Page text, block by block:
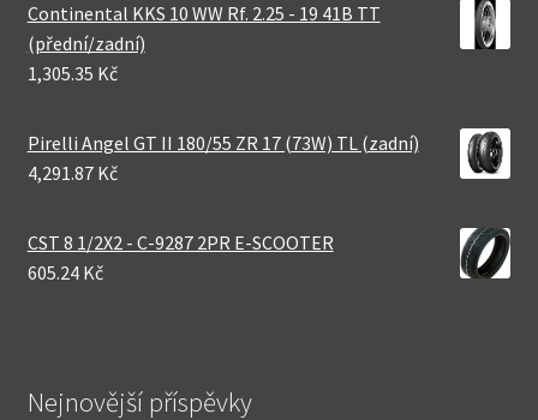
Continental KKS 10 WW Rf. 2.25 - 19 41B TT
(přední/zadní)
1,305.35 Kč
Pirelli Angel GT II 180/55 ZR 17 (73W) TL (zadní)
4,291.87 Kč
CST 8 1/2X2 - C-9287 2PR E-SCOOTER
605.24 Kč
Nejnovější příspěvky